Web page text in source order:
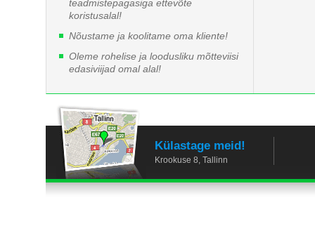
teadmistepagasiga ettevõte
koristusalal!
Nõustame ja koolitame oma kliente!
Oleme rohelise ja loodusliku mõtteviisi
edasiviijad omal alal!
Külastage meid!
Krookuse 8, Tallinn